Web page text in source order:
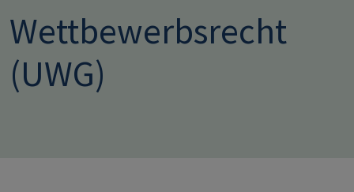
Wettbewerbsrecht
(UWG)